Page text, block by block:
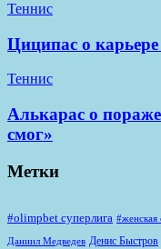
Теннис
Циципас о
Теннис
Алькарас о
смог»
Метки
#olimpbet суперлига #женская
Даниил Медведев Денис Быстров